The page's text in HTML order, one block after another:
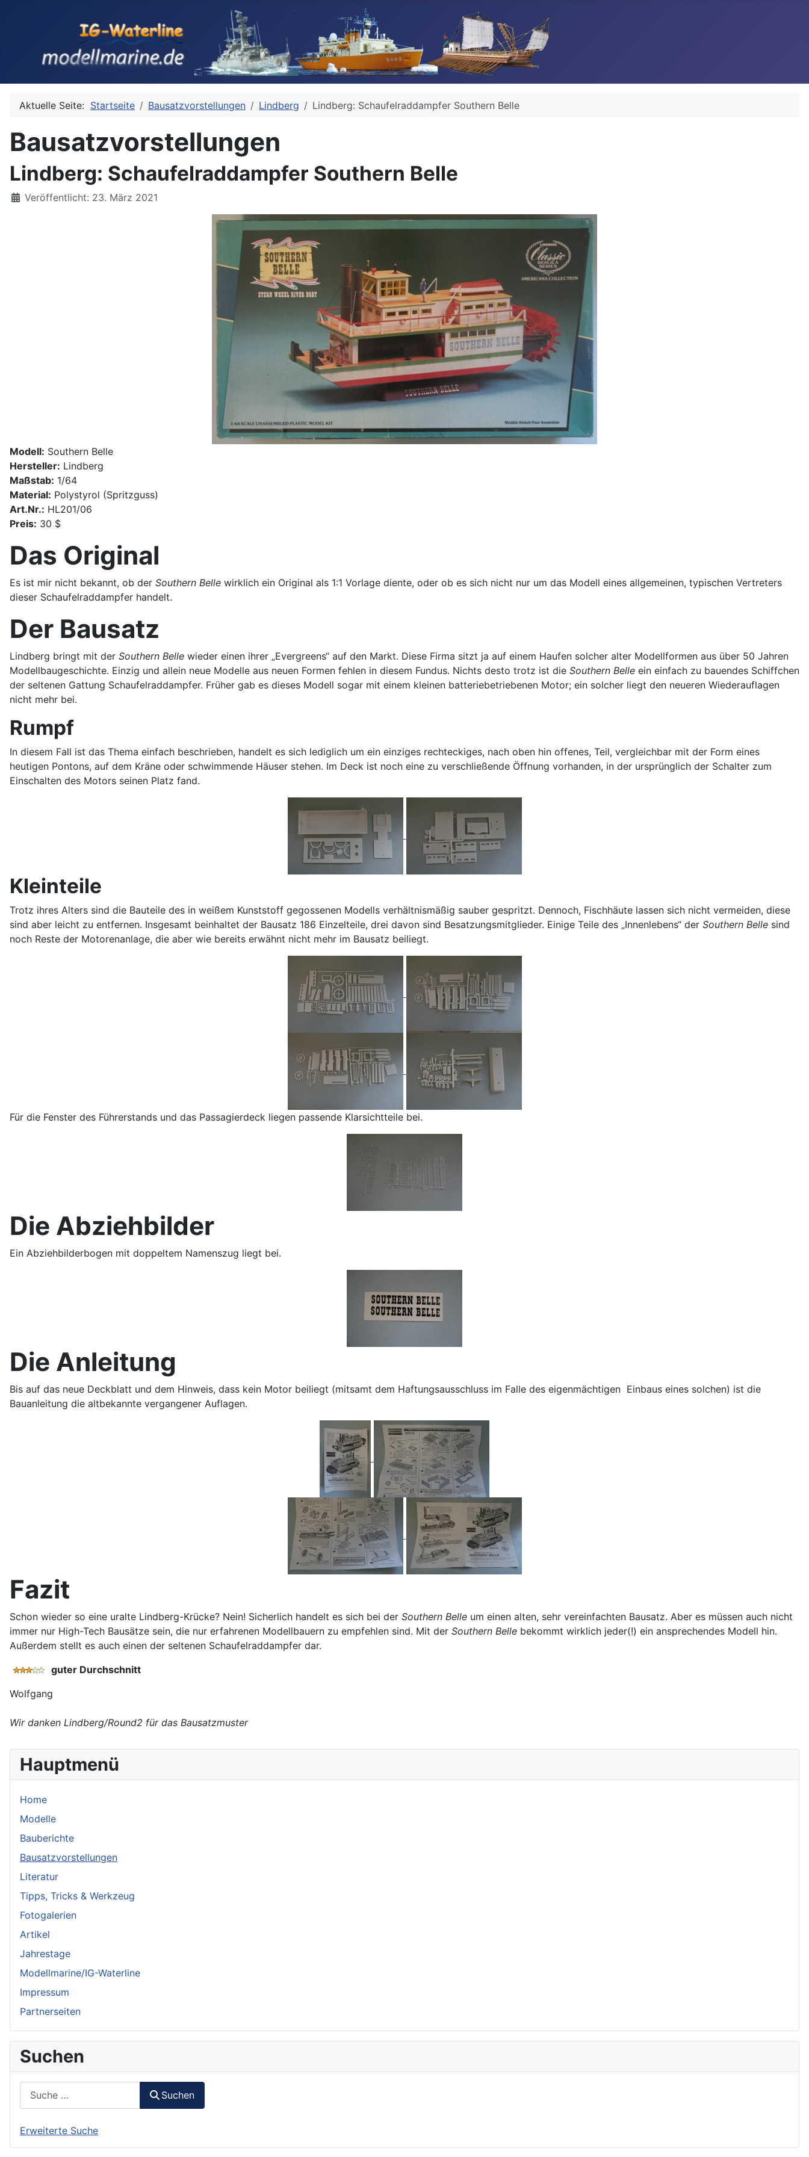
Hauptmenü
Home
Modelle
Bauberichte
Bausatzvorstellungen
Literatur
Tipps, Tricks & Werkzeug
Fotogalerien
Artikel
Jahrestage
Modellmarine/IG-Waterline
Impressum
Partnerseiten
Suchen
Suchen
Erweiterte Suche
Aktuelle Seite: Startseite Bausatzvorstellungen Lindberg Lindberg: Schaufelraddampfer Southern Belle
Bausatzvorstellungen
Lindberg: Schaufelraddampfer Southern Belle
Details
Veröffentlicht: 23. März 2021
Modell: Southern Belle
Hersteller: Lindberg
Maßstab: 1/64
Material: Polystyrol (Spritzguss)
Art.Nr.: HL201/06
Preis: 30 $
Das Original
Es ist mir nicht bekannt, ob der Southern Belle wirklich ein Original als 1:1 Vorlage diente, oder ob es sich nicht nur um das Modell eines allgemeinen, typischen Vertreters
dieser Schaufelraddampfer handelt.
Der Bausatz
Lindberg bringt mit der Southern Belle wieder einen ihrer „Evergreens“ auf den Markt. Diese Firma sitzt ja auf einem Haufen solcher alter Modellformen aus über 50 Jahren
Modellbaugeschichte. Einzig und allein neue Modelle aus neuen Formen fehlen in diesem Fundus. Nichts desto trotz ist die Southern Belle ein einfach zu bauendes Schiffchen
der seltenen Gattung Schaufelraddampfer. Früher gab es dieses Modell sogar mit einem kleinen batteriebetriebenen Motor; ein solcher liegt den neueren Wiederauflagen
nicht mehr bei.
Rumpf
In diesem Fall ist das Thema einfach beschrieben, handelt es sich lediglich um ein einziges rechteckiges, nach oben hin offenes, Teil, vergleichbar mit der Form eines
heutigen Pontons, auf dem Kräne oder schwimmende Häuser stehen. Im Deck ist noch eine zu verschließende Öffnung vorhanden, in der ursprünglich der Schalter zum
Einschalten des Motors seinen Platz fand.
Kleinteile
Trotz ihres Alters sind die Bauteile des in weißem Kunststoff gegossenen Modells verhältnismäßig sauber gespritzt. Dennoch, Fischhäute lassen sich nicht vermeiden, diese
sind aber leicht zu entfernen. Insgesamt beinhaltet der Bausatz 186 Einzelteile, drei davon sind Besatzungsmitglieder. Einige Teile des „Innenlebens“ der Southern Belle sind
noch Reste der Motorenanlage, die aber wie bereits erwähnt nicht mehr im Bausatz beiliegt.
Für die Fenster des Führerstands und das Passagierdeck liegen passende Klarsichtteile bei.
Die Abziehbilder
Ein Abziehbilderbogen mit doppeltem Namenszug liegt bei.
Die Anleitung
Bis auf das neue Deckblatt und dem Hinweis, dass kein Motor beiliegt (mitsamt dem Haftungsausschluss im Falle des eigenmächtigen Einbaus eines solchen) ist die
Bauanleitung die altbekannte vergangener Auflagen.
Fazit
Schon wieder so eine uralte Lindberg-Krücke? Nein! Sicherlich handelt es sich bei der Southern Belle um einen alten, sehr vereinfachten Bausatz. Aber es müssen auch nicht
immer nur High-Tech Bausätze sein, die nur erfahrenen Modellbauern zu empfehlen sind. Mit der Southern Belle bekommt wirklich jeder(!) ein ansprechendes Modell hin.
Außerdem stellt es auch einen der seltenen Schaufelraddampfer dar.
guter Durchschnitt
Wolfgang
Wir danken Lindberg/Round2 für das Bausatzmuster